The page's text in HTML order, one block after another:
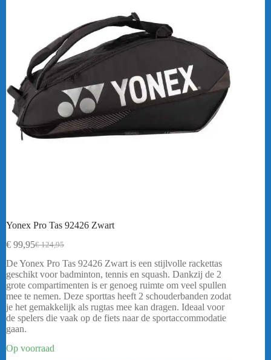
Yonex Pro Tas 92426 Zwart
€124,95
Oorspronkelijke
prijs
was:
€ 124,95.
€ 99,95Huidige
prijs
is:
€ 99,95.
De Yonex Pro Tas 92426 Zwart is een stijlvolle rackettas
geschikt voor badminton, tennis en squash. Dankzij de 2
grote compartimenten is er genoeg ruimte om veel spullen
mee te nemen. Deze sporttas heeft 2 schouderbanden zodat
je het gemakkelijk als rugtas mee kan dragen. Ideaal voor
de spelers die vaak op de fiets naar de sportaccommodatie
gaan.
Op voorraad